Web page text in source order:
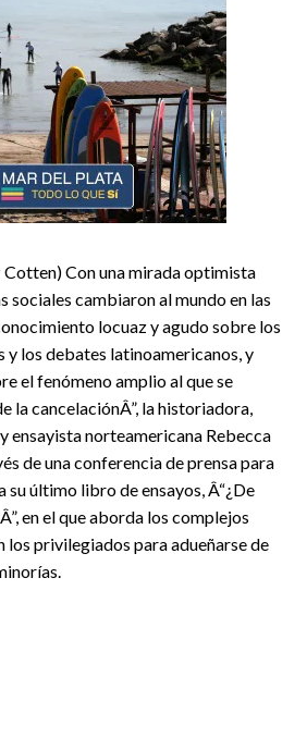
Cotten) Con una mirada optimista
sociales cambiaron al mundo en las
locuaz y agudo sobre los
los debates latinoamericanos, y
el fenómeno amplio al que se
la cancelaciónÂ”, la historiadora,
ensayista norteamericana Rebecca
de una conferencia de prensa para
último libro de ensayos, Â“¿De
en el que aborda los complejos
los privilegiados para adueñarse de